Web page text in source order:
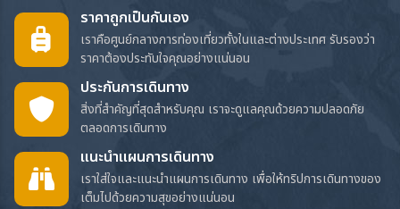
ราคาถูกเป็นกันเอง
เราคือศูนย์กลางการท่องเที่ยวทั้งในและต่างประเทศ รับรองว่า
ราคาต้องประทับใจคุณอย่างแน่นอน
ประกันการเดินทาง
สิ่งที่สำคัญที่สุดสำหรับคุณ เราจะดูแลคุณด้วยความปลอดภัย
ตลอดการเดินทาง
แนะนำแผนการเดินทาง
เราใส่ใจและแนะนำแผนการเดินทาง เพื่อให้ทริปการเดินทางของ
เต็มไปด้วยความสุขอย่างแน่นอน